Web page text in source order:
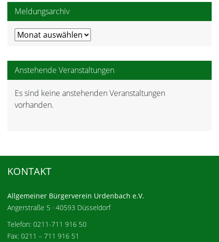
Meldungsarchiv
Meldungsarchiv
Anstehende Veranstaltungen
Hinweis
Es sind keine anstehenden Veranstaltungen
vorhanden.
KONTAKT
Allgemeiner Bürgerverein Urdenbach e.V.
Angerstraße 5 · 40593 Düsseldorf
Telefon: 0211-711 916 50
Fax: 0211 – 711 916 51